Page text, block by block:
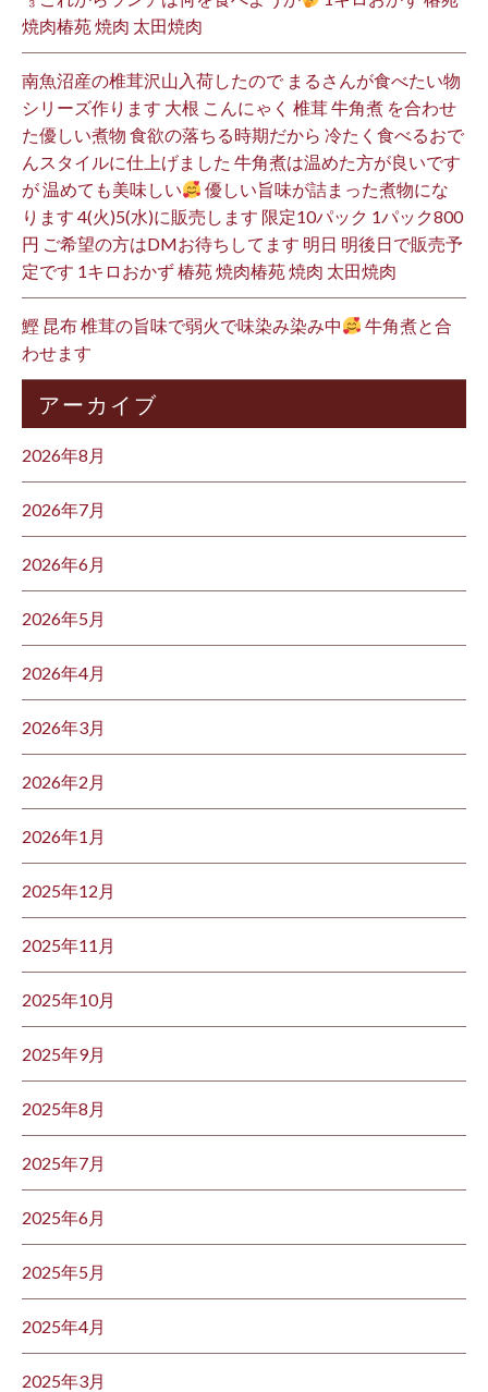
焼肉椿苑 焼肉 太田焼肉
南魚沼産の椎茸沢山入荷したので まるさんが食べたい物
シリーズ作ります 大根 こんにゃく 椎茸 牛角煮 を合わせ
た優しい煮物 食欲の落ちる時期だから 冷たく食べるおで
んスタイルに仕上げました 牛角煮は温めた方が良いです
が 温めても美味しい
優しい旨味が詰まった煮物にな
ります 4(火)5(水)に販売します 限定10パック 1パック800
円 ご希望の方はDMお待ちしてます 明日 明後日で販売予
定です 1キロおかず 椿苑 焼肉椿苑 焼肉 太田焼肉
鰹 昆布 椎茸の旨味で弱火で味染み染み中
牛角煮と合
わせます
アーカイブ
2026年8月
2026年7月
2026年6月
2026年5月
2026年4月
2026年3月
2026年2月
2026年1月
2025年12月
2025年11月
2025年10月
2025年9月
2025年8月
2025年7月
2025年6月
2025年5月
2025年4月
2025年3月